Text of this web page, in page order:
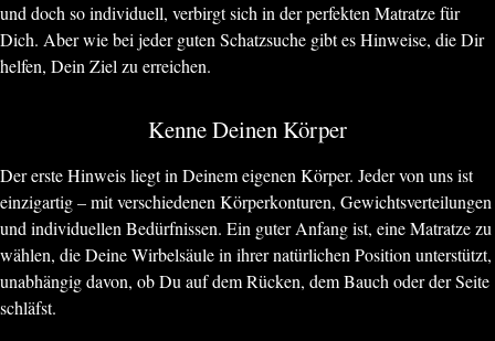
und doch so individuell, verbirgt sich in der perfekten Matratze für
Dich. Aber wie bei jeder guten Schatzsuche gibt es Hinweise, die Dir
helfen, Dein Ziel zu erreichen.
Kenne Deinen Körper
Der erste Hinweis liegt in Deinem eigenen Körper. Jeder von uns ist
einzigartig – mit verschiedenen Körperkonturen, Gewichtsverteilungen
und individuellen Bedürfnissen. Ein guter Anfang ist, eine Matratze zu
wählen, die Deine Wirbelsäule in ihrer natürlichen Position unterstützt,
unabhängig davon, ob Du auf dem Rücken, dem Bauch oder der Seite
schläfst.